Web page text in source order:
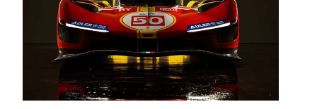
Test Drive
Δοκιμή
Αποστολή